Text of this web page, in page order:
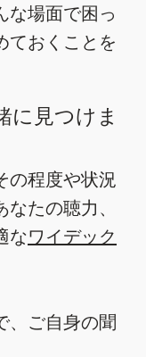
な場面で困っ
ておくことを
に見つけま
の程度や状況
たの聴力、
なワイデック
、ご自身の聞